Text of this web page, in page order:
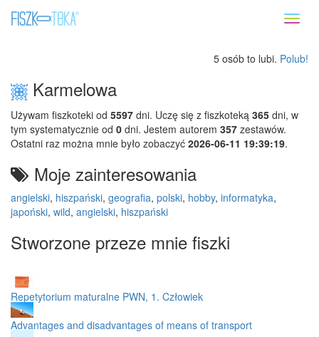
5 osób to lubi. Polub!
Karmelowa
Używam fiszkoteki od 5597 dni. Uczę się z fiszkoteką 365 dni, w
tym systematycznie od 0 dni. Jestem autorem 357 zestawów.
Ostatni raz można mnie było zobaczyć 2026-06-11 19:39:19.
Moje zainteresowania
angielski, hiszpański, geografia, polski, hobby, informatyka,
japoński, wild, angielski, hiszpański
Stworzone przeze mnie fiszki
Repetytorium maturalne PWN, 1. Człowiek
Advantages and disadvantages of means of transport